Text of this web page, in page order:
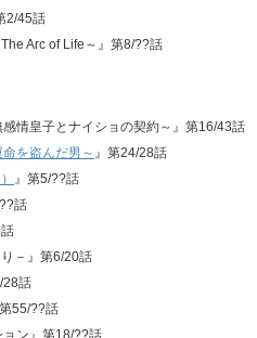
2/45話
Arc of Life～』第8/??話
情皇子とナイショの契約～』第16/43話
を盗んだ男～ 』第24/28話
』第5/??話
話
－』第6/20話
28話
55/??話
ン』第18/??話